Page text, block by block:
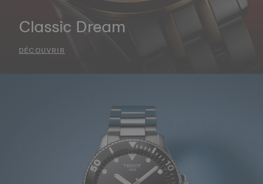
Classic Dream
DÉCOUVRIR